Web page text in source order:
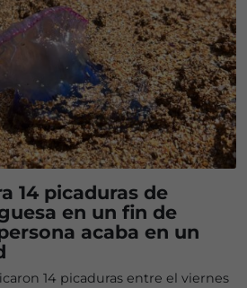
14 picaduras de
en un fin de
acaba en un
14 picaduras entre el viernes